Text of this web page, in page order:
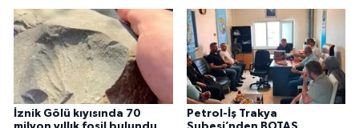
İznik Gölü kıyısında 70
Petrol-İş Trakya